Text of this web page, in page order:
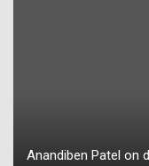
Anandiben Patel on